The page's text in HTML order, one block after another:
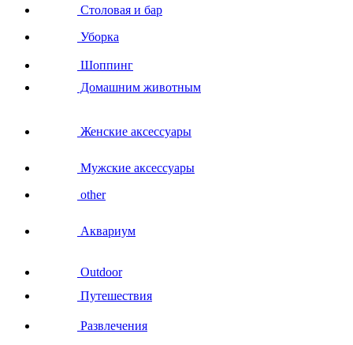
Столовая и бар
Уборка
Шоппинг
Домашним животным
Женские аксессуары
Мужские аксессуары
other
Аквариум
Outdoor
Путешествия
Развлечения